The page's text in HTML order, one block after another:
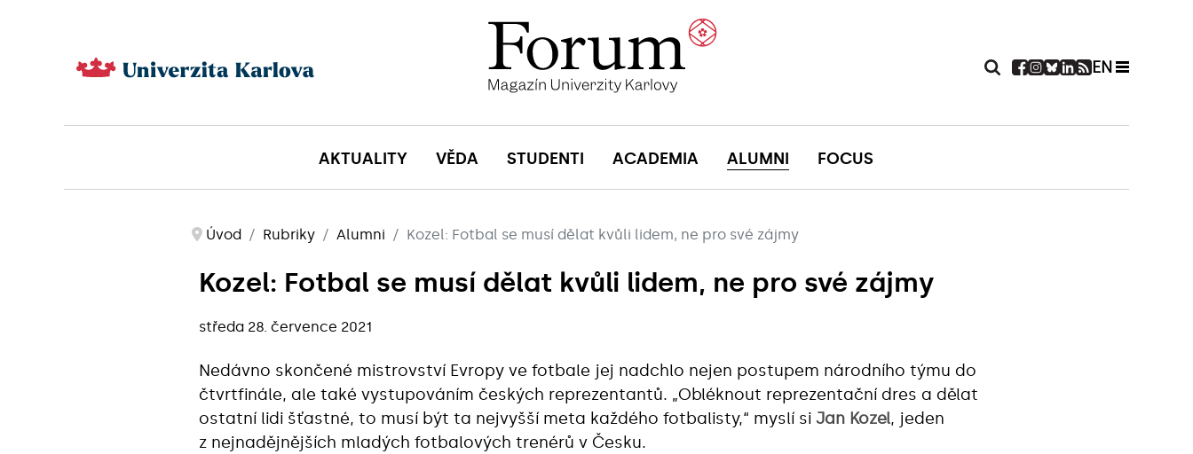
EN
AKTUALITY VĚDA STUDENTI ACADEMIA ALUMNI FOCUS
Úvod Rubriky Alumni Kozel: Fotbal se musí dělat kvůli lidem, ne pro své zájmy
Kozel: Fotbal se musí dělat kvůli lidem, ne pro své zájmy
středa 28. července 2021
Nedávno skončené mistrovství Evropy ve fotbale jej nadchlo nejen postupem národního týmu do
čtvrtfinále, ale také vystupováním českých reprezentantů. „Obléknout reprezentační dres a dělat
ostatní lidi šťastné, to musí být ta nejvyšší meta každého fotbalisty,“ myslí si Jan Kozel, jeden
z nejnadějnějších mladých fotbalových trenérů v Česku.